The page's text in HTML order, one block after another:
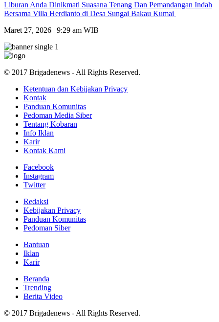
Liburan Anda Dinikmati Suasana Tenang Dan Pemandangan Indah
Bersama Villa Herdianto di Desa Sungai Bakau Kumai
Maret 27, 2026 | 9:29 am WIB
© 2017 Brigadenews - All Rights Reserved.
Ketentuan dan Kebijakan Privacy
Kontak
Panduan Komunitas
Pedoman Media Siber
Tentang Kobaran
Info Iklan
Karir
Kontak Kami
Facebook
Instagram
Twitter
Redaksi
Kebijakan Privacy
Panduan Komunitas
Pedoman Siber
Bantuan
Iklan
Karir
Beranda
Trending
Berita Video
© 2017 Brigadenews - All Rights Reserved.